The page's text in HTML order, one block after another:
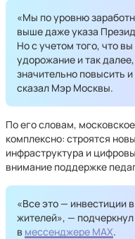
«Мы по уровню
выше даже указа
Но с учетом того, что
удорожание и так
значительно повысить
сказал Мэр Москвы.
По его словам,
комплексно: строятся
инфраструктура и
внимание поддержке
«Все это — инвестиции
жителей», —
в мессенджере MAX.